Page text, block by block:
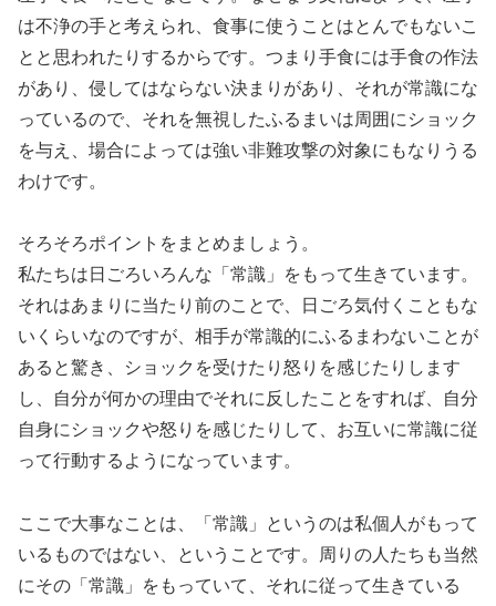
は不浄の手と考えられ、食事に使うことはとんでもないこ
とと思われたりするからです。つまり手食には手食の作法
があり、侵してはならない決まりがあり、それが常識にな
っているので、それを無視したふるまいは周囲にショック
を与え、場合によっては強い非難攻撃の対象にもなりうる
わけです。
そろそろポイントをまとめましょう。
私たちは日ごろいろんな「常識」をもって生きています。
それはあまりに当たり前のことで、日ごろ気付くこともな
いくらいなのですが、相手が常識的にふるまわないことが
あると驚き、ショックを受けたり怒りを感じたりします
し、自分が何かの理由でそれに反したことをすれば、自分
自身にショックや怒りを感じたりして、お互いに常識に従
って行動するようになっています。
ここで大事なことは、「常識」というのは私個人がもって
いるものではない、ということです。周りの人たちも当然
にその「常識」をもっていて、それに従って生きている